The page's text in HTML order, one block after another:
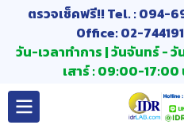
ตรวจเช็คฟรี!! Tel. : 094-
Office: 02-
วัน-เวลาทำการ | วันจันทร์ -
เสาร์ : 09:00-17:00